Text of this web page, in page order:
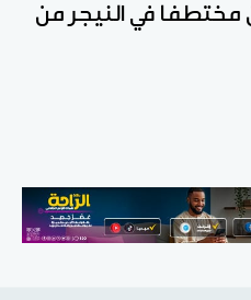
مختطفا في النيجر من